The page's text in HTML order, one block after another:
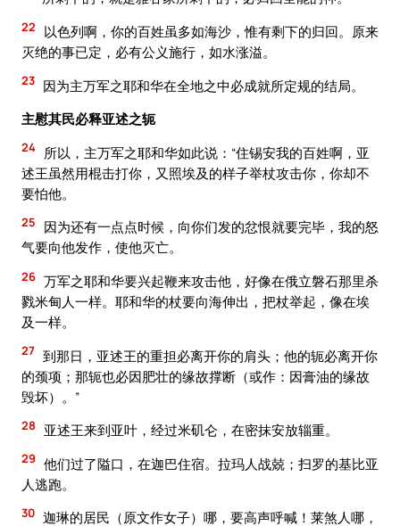
22
以色列啊，你的百姓虽多如海沙，惟有剩下的归回。原来
灭绝的事已定，必有公义施行，如水涨溢。
23 因为主万军之耶和华在全地之中必成就所定规的结局。
主慰其民必释亚述之轭
24
所以，主万军之耶和华如此说：“住锡安我的百姓啊，亚
述王虽然用棍击打你，又照埃及的样子举杖攻击你，你却不
要怕他。
25
因为还有一点点时候，向你们发的忿恨就要完毕，我的怒
气要向他发作，使他灭亡。
26 万军之耶和华要兴起鞭来攻击他，好像在俄立磐石那里杀
戮米甸人一样。耶和华的杖要向海伸出，把杖举起，像在埃
及一样。
27 到那日，亚述王的重担必离开你的肩头；他的轭必离开你
的颈项；那轭也必因肥壮的缘故撑断（或作：因膏油的缘故
毁坏）。”
28 亚述王来到亚叶，经过米矶仑，在密抹安放辎重。
29 他们过了隘口，在迦巴住宿。拉玛人战兢；扫罗的基比亚
人逃跑。
30 迦琳的居民（原文作女子）哪，要高声呼喊！莱煞人哪，